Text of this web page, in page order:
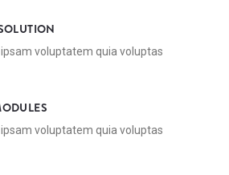
voluptatem quia voluptas
voluptatem quia voluptas